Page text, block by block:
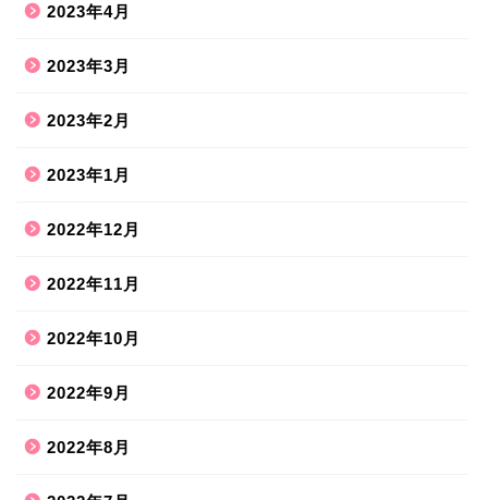
2023年4月
2023年3月
2023年2月
2023年1月
2022年12月
2022年11月
2022年10月
2022年9月
2022年8月